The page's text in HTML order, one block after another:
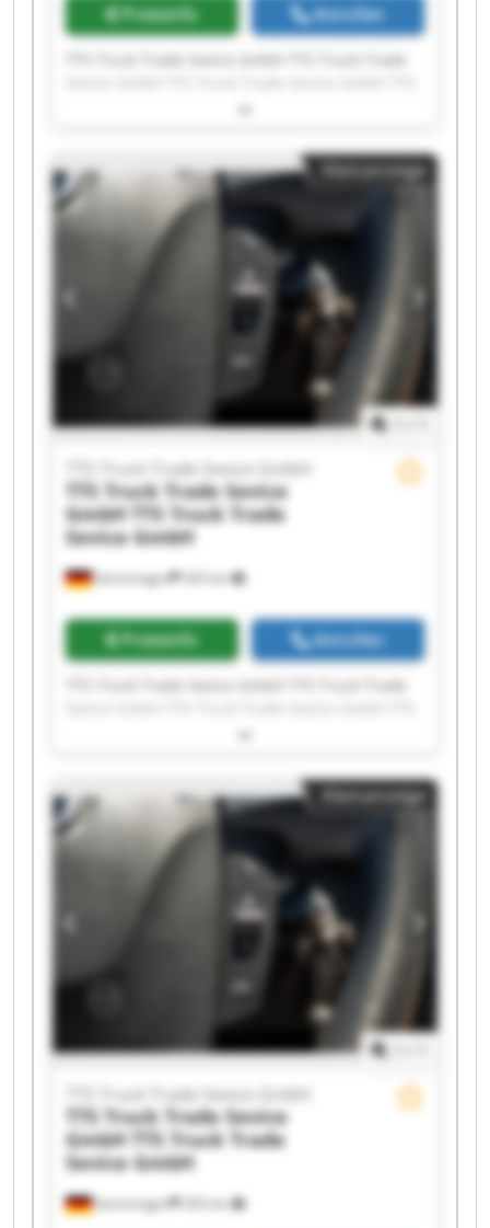
Preisinfo Anrufen
TTS Truck Trade Sevice GmbH TTS Truck Trade
Truck Trade Sevice GmbH TTS Truck Trade
Truck Trade Sevice GmbH TTS Truck Trade
Sevice GmbH TTS Truck Trade Sevice GmbH TTS
Truck Trade Sevice GmbH TTS Truck Trade
Sevice GmbH TTS Truck Trade Sevice GmbH TTS
Truck Trade Sevice GmbH TTS Truck Trade
Sevice GmbH TTS Truck Trade Sevice GmbH TTS
Truck Trade Sevice GmbH TTS Truck Trade
Sevice GmbH TTS Truck Trade Sevice GmbH TTS
Truck Trade Sevice GmbH TTS Truck Trade
Sevice GmbH
Kleinanzeige
Gemmingen 265 km
TTS Truck Trade Sevice GmbH
TTS Truck Trade Sevice
GmbH TTS Truck Trade
Sevice GmbH
Preisinfo Anrufen
TTS Truck Trade Sevice GmbH TTS Truck Trade
Truck Trade Sevice GmbH TTS Truck Trade
Truck Trade Sevice GmbH TTS Truck Trade
Sevice GmbH TTS Truck Trade Sevice GmbH TTS
Truck Trade Sevice GmbH TTS Truck Trade
Sevice GmbH TTS Truck Trade Sevice GmbH TTS
Truck Trade Sevice GmbH TTS Truck Trade
Sevice GmbH TTS Truck Trade Sevice GmbH TTS
Truck Trade Sevice GmbH TTS Truck Trade
Sevice GmbH TTS Truck Trade Sevice GmbH TTS
Truck Trade Sevice GmbH TTS Truck Trade
Sevice GmbH
Kleinanzeige
Gemmingen 265 km
TTS Truck Trade Sevice GmbH
TTS Truck Trade Sevice
GmbH TTS Truck Trade
Sevice GmbH